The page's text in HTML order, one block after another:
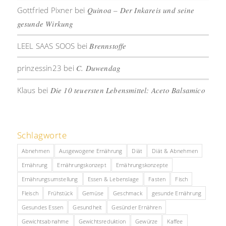
Gottfried Pixnerbei Quinoa – Der Inkareis und seine
gesunde Wirkung
LEEL SAAS SOOS bei Brennstoffe
prinzessin23 bei C. Duwendag
Klaus bei Die 10 teuersten Lebensmittel: Aceto Balsamico
Schlagworte
Abnehmen Ausgewogene Ernährung Diät
Diät & Abnehmen
Ernährung
Ernährungskonzept
Ernährungskonzepte
Ernährungsumstellung
Essen & Lebenslage Fasten
Fisch
Fleisch
Frühstück Gemüse Geschmack
gesunde Ernährung
Gesundes Essen
Gesundheit
Gesünder Ernähren
Gewichtsabnahme
Gewichtsreduktion Gewürze Kaffee